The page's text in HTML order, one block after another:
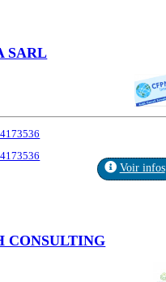
SARL
Voir infos
CONSULTING